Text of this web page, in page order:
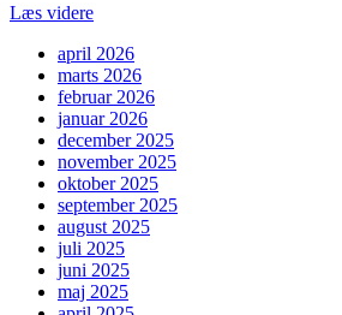
Læs videre
april 2026
marts 2026
februar 2026
januar 2026
december 2025
november 2025
oktober 2025
september 2025
august 2025
juli 2025
juni 2025
maj 2025